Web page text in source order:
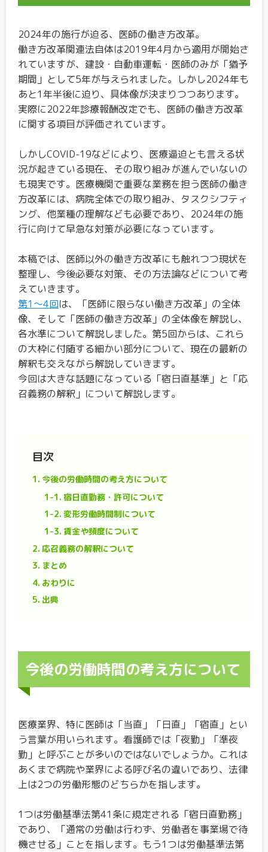
2024年の施行が迫る、医師の働き方改革。
働き方改革関連法自体は2019年4月から適用が開始さ
れていますが、建設・自動車運転・医師のみが「猶予
期間」として5年が与えられました。しかし2024年も
あと1年半後に迫り、具体像が決まりつつあります。
実際に2022年診療報酬改定でも、医師の働き方改革
に関する項目が評価されています。
しかしCOVID-19などにより、医療逼迫とも言える状
況が起きている現在、その取り組みが進んでいないの
も現実です。医療機関で重要な業務を担う医師の働き
方改革には、病院全体での取り組み、タスクシフティ
ング、他業種の理解なども必要であり、2024年の施
行に向けて早急な対策が必要になっています。
本稿では、医師以外の働き方改革にも触れつつ現状を
整理し、今後必要な対策、その方法論などについて考
えていきます。
第1～4回は、「医師に限らない働き方改革」の全体
像、そして「医師の働き方改革」の全体像を解説し、
各水準について解説しました。第5回からは、これら
の大枠に付随する細かい部分について、現在の最新の
解釈も交えながら解説していきます。
今回は大きな話題になっている「宿日直基準」と「応
召義務の解釈」について解説します。
目次
1. 今後の労働時間の考え方について
1-1. 宿日直勤務・許可について
1-2. 変形労働時間制について
1-3. 賃金や頻度について
2. 応召義務の解釈について
3. まとめ
4. おわりに
5. 出典
今後の労働時間の考え方について
医療業界、特に医師は「当直」「日直」「宿直」とい
う言葉が用いられます。看護師では「夜勤」「準夜
勤」と呼ぶことが多いのではないでしょうか。これは
あくまで病院や業界による呼び名の違いであり、法律
上は2つの労働形態のどちらかを指します。
1つは労働基準法第41条に規定される「宿日直勤務」
であり、「通常の労働は行わず、労働者を事業場で待
機させる」ことを指します。もう1つは労働基準法第